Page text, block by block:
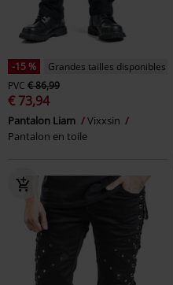
-15 %
Grandes tailles disponibles
PVC € 86,99
€ 73,94
Pantalon Liam
Vixxsin
Pantalon en toile